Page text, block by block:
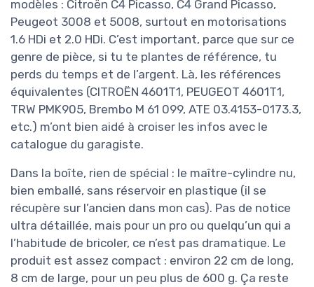
modèles : Citroën C4 Picasso, C4 Grand Picasso,
Peugeot 3008 et 5008, surtout en motorisations
1.6 HDi et 2.0 HDi. C’est important, parce que sur ce
genre de pièce, si tu te plantes de référence, tu
perds du temps et de l’argent. Là, les références
équivalentes (CITROËN 4601T1, PEUGEOT 4601T1,
TRW PMK905, Brembo M 61 099, ATE 03.4153-0173.3,
etc.) m’ont bien aidé à croiser les infos avec le
catalogue du garagiste.
Dans la boîte, rien de spécial : le maître-cylindre nu,
bien emballé, sans réservoir en plastique (il se
récupère sur l’ancien dans mon cas). Pas de notice
ultra détaillée, mais pour un pro ou quelqu’un qui a
l’habitude de bricoler, ce n’est pas dramatique. Le
produit est assez compact : environ 22 cm de long,
8 cm de large, pour un peu plus de 600 g. Ça reste